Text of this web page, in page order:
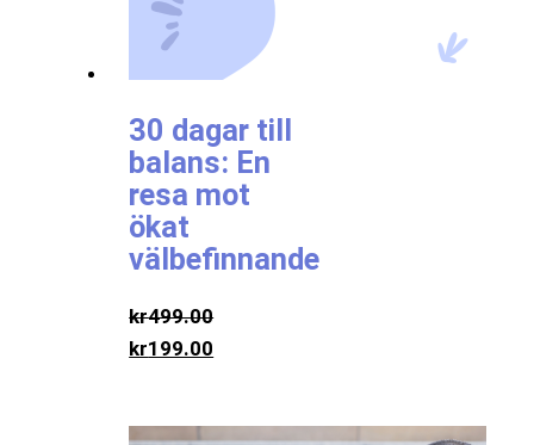
30 dagar till
balans: En
resa mot
ökat
välbefinnande
kr499.00
kr199.00